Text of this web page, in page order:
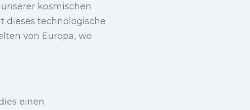
kosmischen
dieses technologische
von Europa, wo
einen